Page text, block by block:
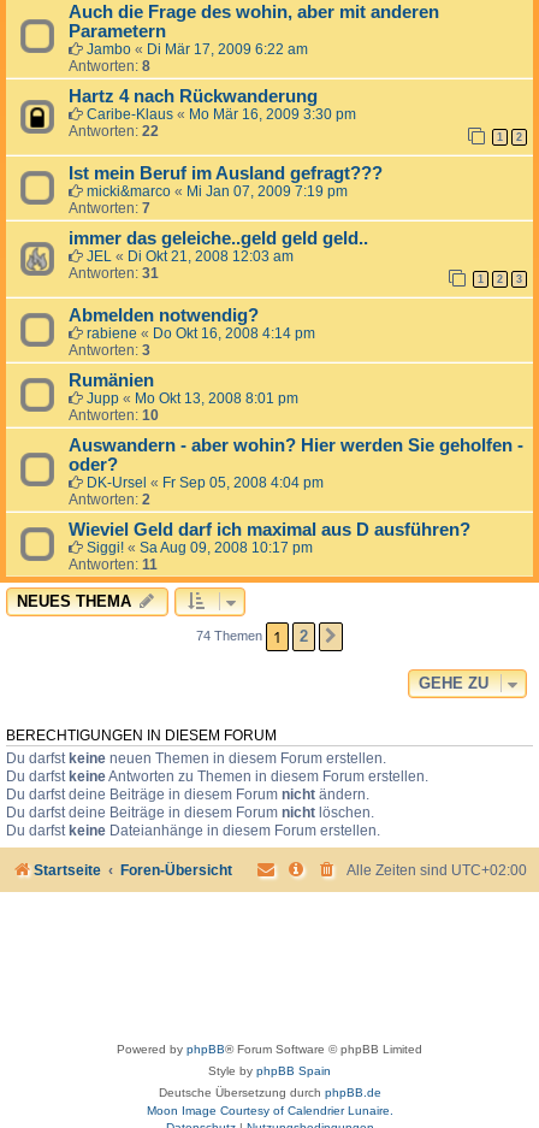
Auch die Frage des wohin, aber mit anderen
Parametern
Jambo « Di Mär 17, 2009 6:22 am
Antworten: 8
Hartz 4 nach Rückwanderung
Caribe-Klaus « Mo Mär 16, 2009 3:30 pm
Antworten: 22 1 2
Ist mein Beruf im Ausland gefragt???
micki&marco « Mi Jan 07, 2009 7:19 pm
Antworten: 7
immer das geleiche..geld geld geld..
JEL « Di Okt 21, 2008 12:03 am
Antworten: 31 1 2 3
Abmelden notwendig?
rabiene « Do Okt 16, 2008 4:14 pm
Antworten: 3
Rumänien
Jupp « Mo Okt 13, 2008 8:01 pm
Antworten: 10
Auswandern - aber wohin? Hier werden Sie geholfen -
oder?
DK-Ursel « Fr Sep 05, 2008 4:04 pm
Antworten: 2
Wieviel Geld darf ich maximal aus D ausführen?
Siggi! « Sa Aug 09, 2008 10:17 pm
Antworten: 11
NEUES THEMA
74 Themen 1 2
GEHE ZU
BERECHTIGUNGEN IN DIESEM FORUM
Du darfst keine neuen Themen in diesem Forum erstellen.
Du darfst keineAntworten zu Themen in diesem Forum erstellen.
Du darfst deine Beiträge in diesem Forum nicht ändern.
Du darfst deine Beiträge in diesem Forum nicht löschen.
Du darfst keine Dateianhänge in diesem Forum erstellen.
Startseite Foren-Übersicht Alle Zeiten sind UTC+02:00
Powered by phpBB® Forum Software © phpBB Limited
Style by phpBB Spain
Deutsche Übersetzung durch phpBB.de
Moon Image Courtesy of Calendrier Lunaire.